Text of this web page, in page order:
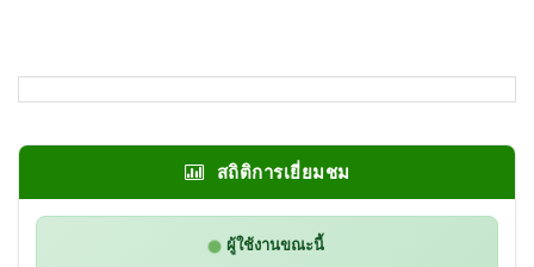
สถิติการเยี่ยมชม
ผู้ใช้งานขณะนี้